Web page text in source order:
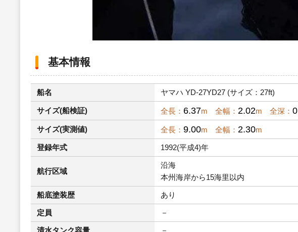
基本情報
船名 ヤマハ YD-27YD27 (サイズ：27ft)
サイズ(船検証) 全長： 6.37m 全幅： 2.02m 全深：
サイズ(実測値) 全長： 9.00m 全幅： 2.30m
登録年式 1992(平成4)年
航行区域
沿海
本州海岸から15海里以内
船底塗装歴 あり
定員 －